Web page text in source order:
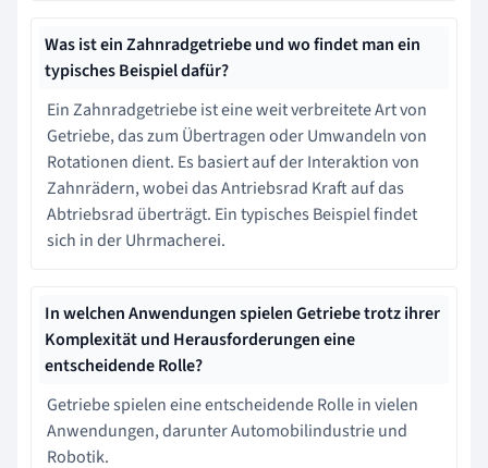
Was ist ein Zahnradgetriebe und wo findet man ein
typisches Beispiel dafür?
Ein Zahnradgetriebe ist eine weit verbreitete Art von
Getriebe, das zum Übertragen oder Umwandeln von
Rotationen dient. Es basiert auf der Interaktion von
Zahnrädern, wobei das Antriebsrad Kraft auf das
Abtriebsrad überträgt. Ein typisches Beispiel findet
sich in der Uhrmacherei.
In welchen Anwendungen spielen Getriebe trotz ihrer
Komplexität und Herausforderungen eine
entscheidende Rolle?
Getriebe spielen eine entscheidende Rolle in vielen
Anwendungen, darunter Automobilindustrie und
Robotik.